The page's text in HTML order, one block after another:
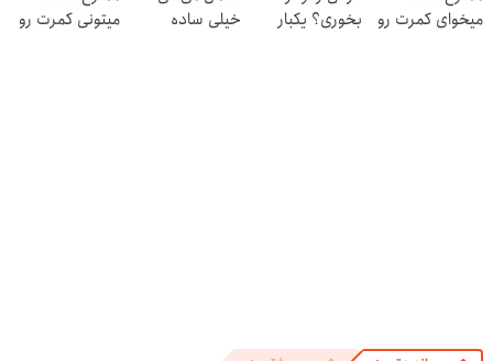
میخوای کمرت رو
بخوری؟ یکبار
خیلی ساده
میتونی کمرت رو